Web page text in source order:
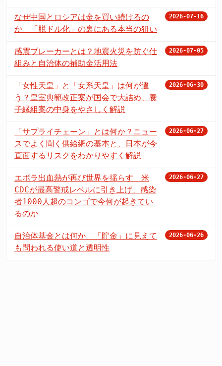
なぜ中国とロシアは金を買い続けるの
か 「脱ドル化」の裏にある本当の狙い
2026-07-16
感震ブレーカーとは？地震火災を防ぐ仕
組みと自治体の補助金活用法
2026-07-05
「女性天皇」と「女系天皇」は何が違
う？皇室典範改正案が国会で大詰め、養
子縁組案の中身をやさしく解説
2026-06-30
「サプライチェーン」とは何か？ニュー
スでよく聞く供給網の基本と、日本が今
直面するリスクをわかりやすく解説
2026-06-27
エボラ出血熱が再び世界を揺らす 米
CDCが最高警戒レベルに引き上げ、感染
者1000人超のコンゴで今何が起きてい
るのか
2026-06-27
自治体基金とは何か 「貯金」に見えて
も問われる使い道と透明性
2026-06-26